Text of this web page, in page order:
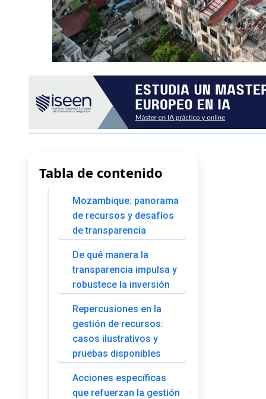
Tabla de contenido
Mozambique: panorama
de recursos y desafíos
de transparencia
De qué manera la
transparencia impulsa y
robustece la inversión
Repercusiones en la
gestión de recursos:
casos ilustrativos y
pruebas disponibles
Acciones específicas
que refuerzan la gestión